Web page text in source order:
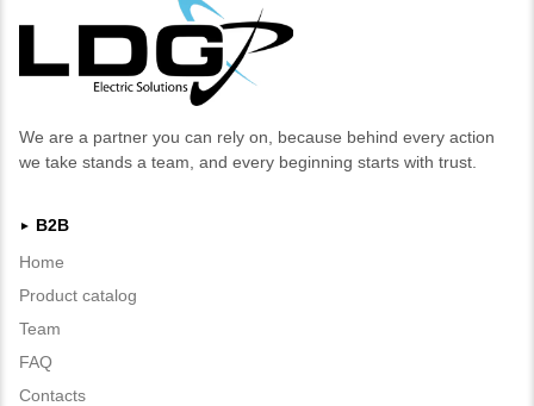
We are a partner you can rely on, because behind every action
we take stands a team, and every beginning starts with trust.
►
B2B
Home
Product catalog
Team
FAQ
Contacts